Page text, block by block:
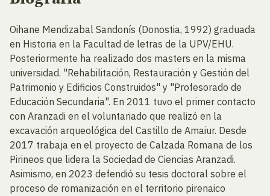
Oihane Mendizabal Sandonís (Donostia, 1992) graduada
en Historia en la Facultad de letras de la UPV/EHU.
Posteriormente ha realizado dos masters en la misma
universidad. "Rehabilitación, Restauración y Gestión del
Patrimonio y Edificios Construidos" y "Profesorado de
Educación Secundaria". En 2011 tuvo el primer contacto
con Aranzadi en el voluntariado que realizó en la
excavación arqueológica del Castillo de Amaiur. Desde
2017 trabaja en el proyecto de Calzada Romana de los
Pirineos que lidera la Sociedad de Ciencias Aranzadi.
Asimismo, en 2023 defendió su tesis doctoral sobre el
proceso de romanización en el territorio pirenaico